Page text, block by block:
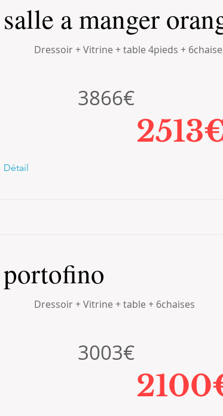
salle a manger
Dressoir + Vitrine + table 4pieds +
3866€
Détail
portofino
Dressoir + Vitrine + table + 6chaises
3003€